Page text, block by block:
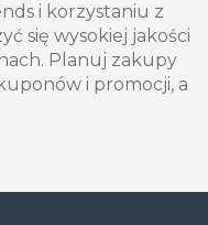
i korzystaniu z
się wysokiej jakości
Planuj zakupy
i promocji, a